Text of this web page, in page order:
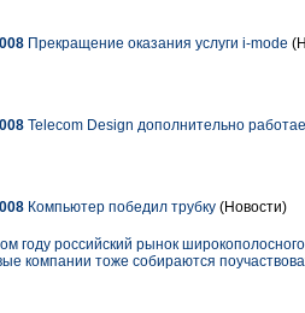
Прекращение оказания услуги i-mode
Telecom Design дополнительно
Компьютер победил трубку (Новости)
году российский рынок
компании тоже собираются